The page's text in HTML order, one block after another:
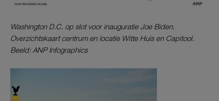
Washington D.C. op slot voor inauguratie Joe Biden.
Overzichtskaart centrum en locatie Witte Huis en Capitool.
Beeld: ANP Infographics